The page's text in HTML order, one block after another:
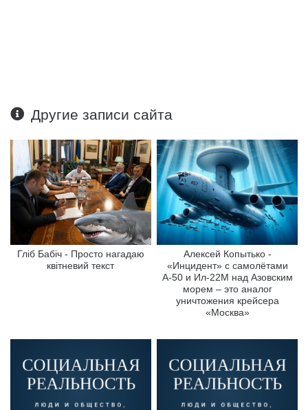
Другие записи сайта
Гліб Бабіч - Просто нагадаю
квітневий текст
Алексей Копытько -
«Инцидент» с самолётами
А-50 и Ил-22М над Азовским
морем – это аналог
уничтожения крейсера
«Москва»